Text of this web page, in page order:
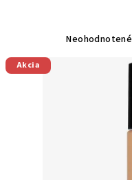
Priemerné
Neohodnotené
Akcia